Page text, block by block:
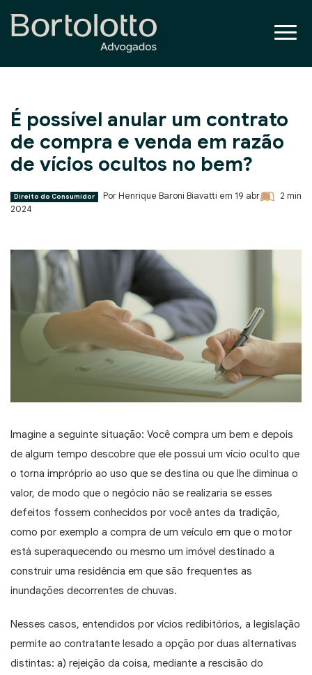
É possível anular um contrato
de compra e venda em razão
de vícios ocultos no bem?
Direito do Consumidor Por Henrique Baroni Biavatti em 19 abr
2024
2 min
Imagine a seguinte situação: Você compra um bem e depois
de algum tempo descobre que ele possui um vício oculto que
o torna impróprio ao uso que se destina ou que lhe diminua o
valor, de modo que o negócio não se realizaria se esses
defeitos fossem conhecidos por você antes da tradição,
como por exemplo a compra de um veículo em que o motor
está superaquecendo ou mesmo um imóvel destinado a
construir uma residência em que são frequentes as
inundações decorrentes de chuvas.
Nesses casos, entendidos por vícios redibitórios, a legislação
permite ao contratante lesado a opção por duas alternativas
distintas: a) rejeição da coisa, mediante a rescisão do